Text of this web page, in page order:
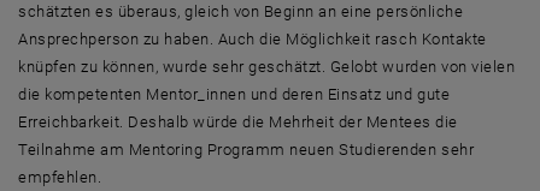
schätzten es überaus, gleich von Beginn an eine persönliche
Ansprechperson zu haben. Auch die Möglichkeit rasch Kontakte
knüpfen zu können, wurde sehr geschätzt. Gelobt wurden von vielen
die kompetenten Mentor_innen und deren Einsatz und gute
Erreichbarkeit. Deshalb würde die Mehrheit der Mentees die
Teilnahme am Mentoring Programm neuen Studierenden sehr
empfehlen.